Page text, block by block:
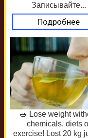
Записывайте...
Подробнее
🥗 Lose weight
chemicals, diets
exercise! Lost 20 kg